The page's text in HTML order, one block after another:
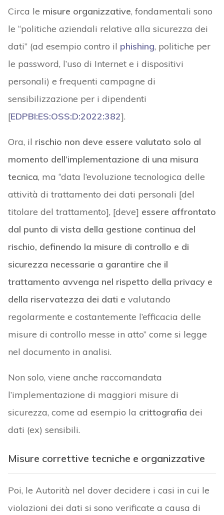
Circa le misure organizzative, fondamentali sono
le “politiche aziendali relative alla sicurezza dei
dati” (ad esempio contro il phishing, politiche per
le password, l’uso di Internet e i dispositivi
personali) e frequenti campagne di
sensibilizzazione per i dipendenti
[EDPBI:ES:OSS:D:2022:382].
Ora, il rischio non deve essere valutato solo al
momento dell’implementazione di una misura
tecnica, ma “data l’evoluzione tecnologica delle
attività di trattamento dei dati personali [del
titolare del trattamento], [deve] essere affrontato
dal punto di vista della gestione continua del
rischio, definendo la misure di controllo e di
sicurezza necessarie a garantire che il
trattamento avvenga nel rispetto della privacy e
della riservatezza dei dati e valutando
regolarmente e costantemente l’efficacia delle
misure di controllo messe in atto” come si legge
nel documento in analisi.
Non solo, viene anche raccomandata
l’implementazione di maggiori misure di
sicurezza, come ad esempio la crittografia dei
dati (ex) sensibili.
Misure correttive tecniche e organizzative
Poi, le Autorità nel dover decidere i casi in cui le
violazioni dei dati si sono verificate a causa di